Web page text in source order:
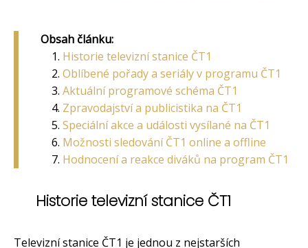
Obsah článku:
Historie televizní stanice ČT1
Oblíbené pořady a seriály v programu ČT1
Aktuální programové schéma ČT1
Zpravodajství a publicistika na ČT1
Speciální akce a události vysílané na ČT1
Možnosti sledování ČT1 online a offline
Hodnocení a reakce diváků na program ČT1
Historie televizní stanice ČT1
Televizní stanice ČT1 je jednou z nejstarších